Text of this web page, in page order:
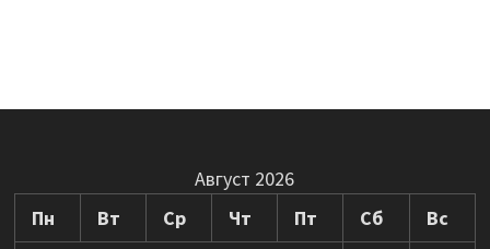
Август 2026
Пн
Вт Ср Чт Пт Сб
Вс